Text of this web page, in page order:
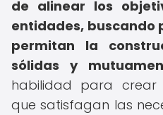
de alinear los
entidades, buscando
permitan la
sólidas y
habilidad para crear
que satisfagan las